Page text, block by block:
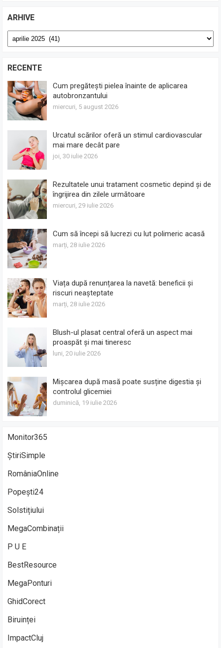
ARHIVE
Arhive
RECENTE
Cum pregătești pielea înainte de aplicarea
autobronzantului
miercuri, 5 august 2026
Urcatul scărilor oferă un stimul cardiovascular
mai mare decât pare
joi, 30 iulie 2026
Rezultatele unui tratament cosmetic depind și de
îngrijirea din zilele următoare
miercuri, 29 iulie 2026
Cum să începi să lucrezi cu lut polimeric acasă
marți, 28 iulie 2026
Viața după renunțarea la navetă: beneficii și
riscuri neașteptate
marți, 28 iulie 2026
Blush-ul plasat central oferă un aspect mai
proaspăt și mai tineresc
luni, 20 iulie 2026
Mișcarea după masă poate susține digestia și
controlul glicemiei
duminică, 19 iulie 2026
Monitor365
ȘtiriSimple
RomâniaOnline
Popești24
Solstițiului
MegaCombinații
P U E
BestResource
MegaPonturi
GhidCorect
Biruinței
ImpactCluj